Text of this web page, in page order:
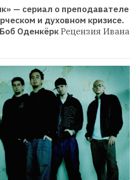
— сериал о преподавателе
и духовном кризисе.
ОденкёркРецензия Ивана